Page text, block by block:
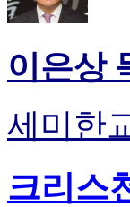
이은상
세미한
크리스